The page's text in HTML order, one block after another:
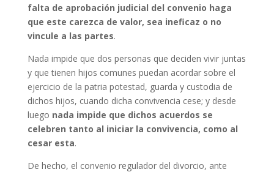
falta de aprobación judicial del convenio haga
que este carezca de valor, sea ineficaz o no
vincule a las partes.
Nada impide que dos personas que deciden vivir juntas
y que tienen hijos comunes puedan acordar sobre el
ejercicio de la patria potestad, guarda y custodia de
dichos hijos, cuando dicha convivencia cese; y desde
luego nada impide que dichos acuerdos se
celebren tanto al iniciar la convivencia, como al
cesar esta.
De hecho, el convenio regulador del divorcio, ante